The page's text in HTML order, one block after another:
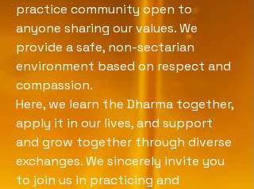
practice community open to
anyone sharing our values. We
provide a safe, non-sectarian
environment based on respect and
compassion.
Here, we learn the Dharma together,
apply it in our lives, and support
and grow together through diverse
exchanges. We sincerely invite you
to join us in practicing and